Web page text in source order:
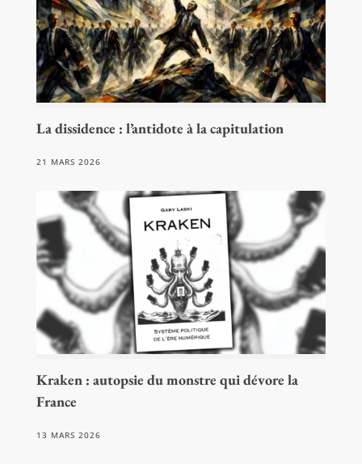
La dissidence : l’antidote à la capitulation
21 MARS 2026
Kraken : autopsie du monstre qui dévore la
France
13 MARS 2026